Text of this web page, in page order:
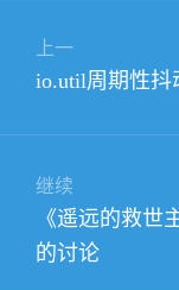
上一
上
章：
io.util周期性抖
继续
下
篇
《遥远的救世
的讨论